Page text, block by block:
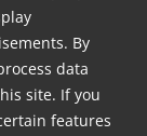
By
data
site. If you
features